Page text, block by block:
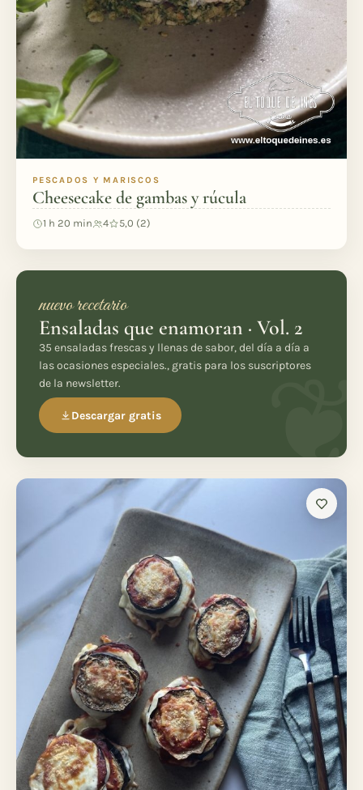
PESCADOS Y MARISCOS
Cheesecake de gambas y rúcula
1 h 20 min 4 5,0 (2)
nuevo recetario
Ensaladas que enamoran · Vol. 2
35 ensaladas frescas y llenas de sabor, del día a día a
las ocasiones especiales., gratis para los suscriptores
de la newsletter.
Descargar gratis